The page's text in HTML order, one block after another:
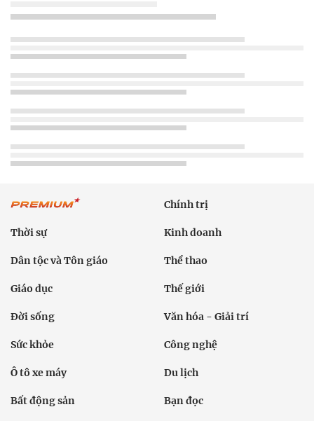
Chính trị
Thời sự Kinh doanh
Dân tộc và Tôn giáo Thể thao
Giáo dục Thế giới
Đời sống Văn hóa - Giải trí
Sức khỏe Công nghệ
Ô tô xe máy Du lịch
Bất động sản Bạn đọc